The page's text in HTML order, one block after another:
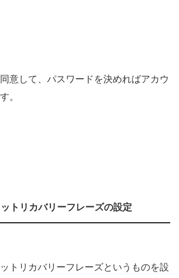
意して、パスワードを決めればアカウ
。
トリカバリーフレーズの設定
トリカバリーフレーズというものを設